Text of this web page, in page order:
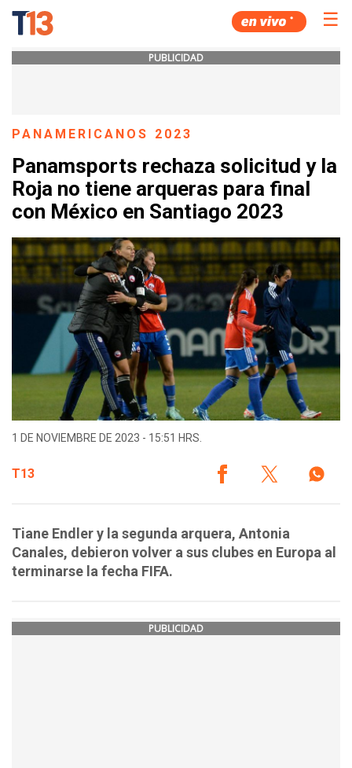
☰
PUBLICIDAD
PANAMERICANOS 2023
Panamsports rechaza solicitud y la
Roja no tiene arqueras para final
con México en Santiago 2023
1 DE NOVIEMBRE DE 2023 - 15:51 HRS.
T13
Tiane Endler y la segunda arquera, Antonia
Canales, debieron volver a sus clubes en Europa al
terminarse la fecha FIFA.
PUBLICIDAD